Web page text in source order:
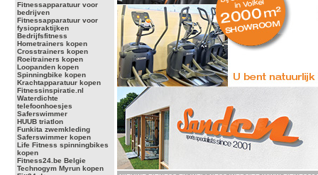
Fitnessapparatuur voor
bedrijven
Fitnessapparatuur voor
fysiopraktijken
Bedrijfsfitness
Hometrainers kopen
Crosstrainers kopen
Roeitrainers kopen
Loopanden kopen
Spinningbike kopen
Krachtapparatuur kopen
Fitnessinspiratie.nl
Waterdichte
telefoonhoesjes
Saferswimmer
HUUB triatlon
Funkita zwemkleding
Saferswimmer kopen
Life Fitness spinningbikes
kopen
Fitness24.be Belgie
Technogym Myrun kopen